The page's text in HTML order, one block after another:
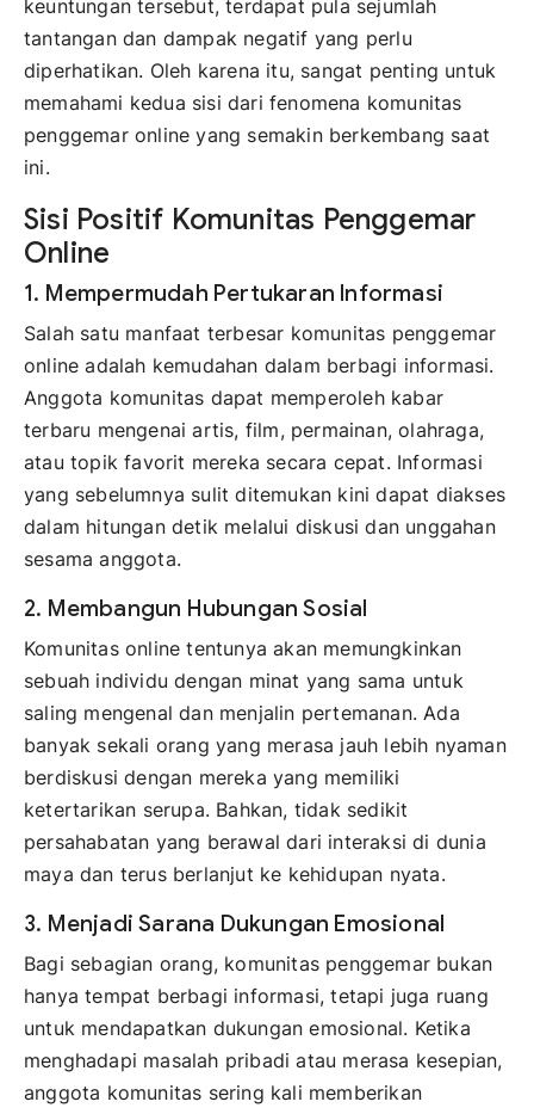
keuntungan tersebut, terdapat pula sejumlah
tantangan dan dampak negatif yang perlu
diperhatikan. Oleh karena itu, sangat penting untuk
memahami kedua sisi dari fenomena komunitas
penggemar online yang semakin berkembang saat
ini.
Sisi Positif Komunitas Penggemar
Online
1. Mempermudah Pertukaran Informasi
Salah satu manfaat terbesar komunitas penggemar
online adalah kemudahan dalam berbagi informasi.
Anggota komunitas dapat memperoleh kabar
terbaru mengenai artis, film, permainan, olahraga,
atau topik favorit mereka secara cepat. Informasi
yang sebelumnya sulit ditemukan kini dapat diakses
dalam hitungan detik melalui diskusi dan unggahan
sesama anggota.
2. Membangun Hubungan Sosial
Komunitas online tentunya akan memungkinkan
sebuah individu dengan minat yang sama untuk
saling mengenal dan menjalin pertemanan. Ada
banyak sekali orang yang merasa jauh lebih nyaman
berdiskusi dengan mereka yang memiliki
ketertarikan serupa. Bahkan, tidak sedikit
persahabatan yang berawal dari interaksi di dunia
maya dan terus berlanjut ke kehidupan nyata.
3. Menjadi Sarana Dukungan Emosional
Bagi sebagian orang, komunitas penggemar bukan
hanya tempat berbagi informasi, tetapi juga ruang
untuk mendapatkan dukungan emosional. Ketika
menghadapi masalah pribadi atau merasa kesepian,
anggota komunitas sering kali memberikan